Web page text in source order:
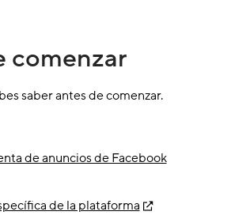
comenzar
saber antes de comenzar.
de anuncios de Facebook
de la plataforma